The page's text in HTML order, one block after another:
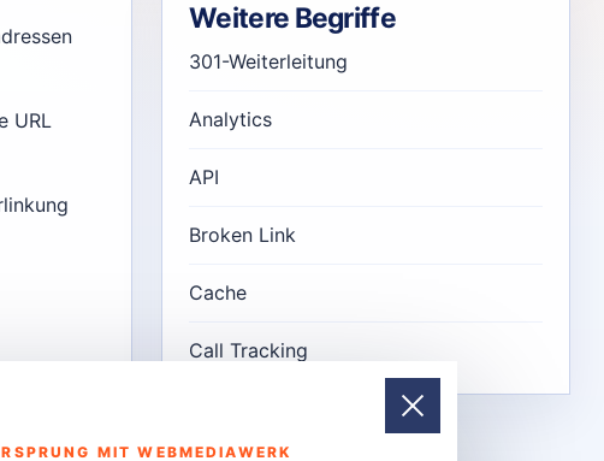
URL
Weitere Begriffe
301-Weiterleitung
Analytics
API
Broken Link
Cache
Call Tracking
MIT WEBMEDIAWERK